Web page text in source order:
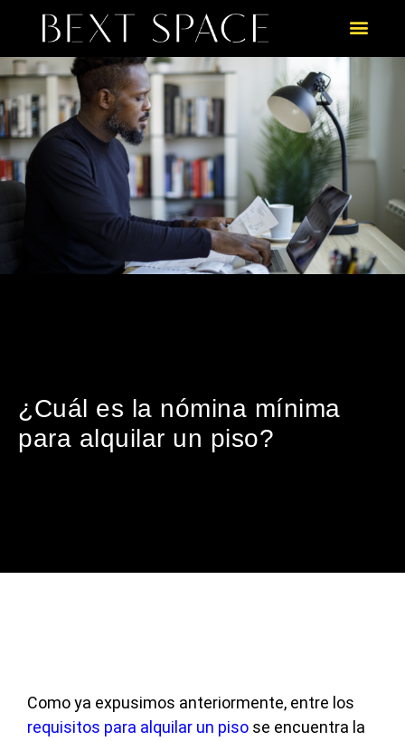
¿Cuál es la nómina mínima
para alquilar un piso?
Como ya expusimos anteriormente, entre los
requisitos para alquilar un piso se encuentra la